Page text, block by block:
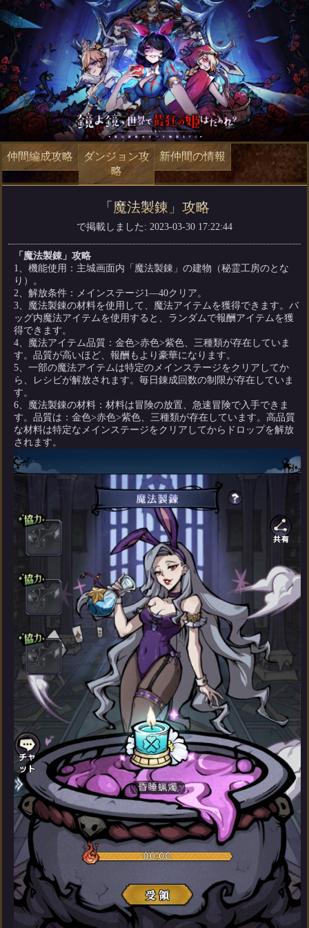
仲間編成攻略
ダンジョン攻
略
新仲間の情報
「魔法製錬」攻略
で掲載しました: 2023-03-30 17:22:44
「魔法製錬」攻略
1、機能使用：主城画面内「魔法製錬」の建物（秘霊工房のとな
り）。
2、解放条件：メインステージ1―40クリア。
3、魔法製錬の材料を使用して、魔法アイテムを獲得できます。バ
ッグ内魔法アイテムを使用すると、ランダムで報酬アイテムを獲
得できます。
4、魔法アイテム品質：金色>赤色>紫色、三種類が存在していま
す。品質が高いほど、報酬もより豪華になります。
5、一部の魔法アイテムは特定のメインステージをクリアしてか
ら、レシビが解放されます。毎日錬成回数の制限が存在していま
す。
6、魔法製錬の材料：材料は冒険の放置、急速冒険で入手できま
す。品質は：金色>赤色>紫色、三種類が存在しています。高品質
な材料は特定なメインステージをクリアしてからドロップを解放
されます。